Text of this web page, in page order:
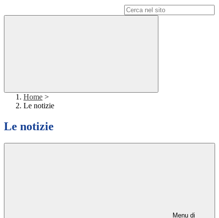
Home >
Le notizie
Le notizie
Menu di